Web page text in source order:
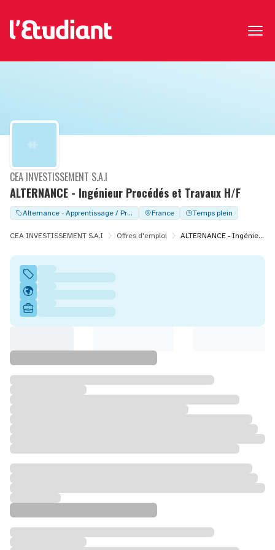
ALTERNANCE - Ingénieur Procédés et Travaux H/F
CEA INVESTISSEMENT S.A.I
Alternance - Apprentissage / Professionalisation France Temps plein
CEA INVESTISSEMENT S.A.I Offres d'emploi ALTERNANCE - Ingénieur Procédés et Travaux H/F